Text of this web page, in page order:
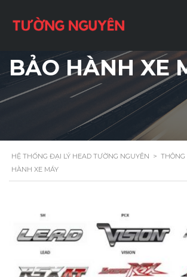
BẢO HÀNH XE
HỆ THỐNG ĐẠI LÝ HEAD TƯỜNG NGUYÊN > THÔNG
HÀNH XE MÁY